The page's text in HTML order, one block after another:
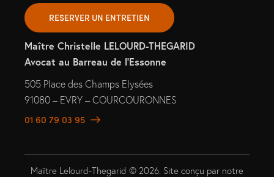
RESERVER UN ENTRETIEN
Maître Christelle LELOURD-THEGARID
Avocat au Barreau de l’Essonne
505 Place des Champs Elysées
91080 – EVRY – COURCOURONNES
01 60 79 03 95
Maître Lelourd-Thegarid © 2026. Site conçu par notre